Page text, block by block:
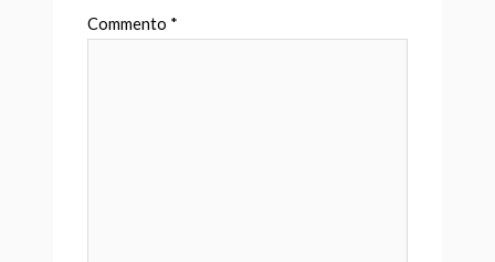
Commento *